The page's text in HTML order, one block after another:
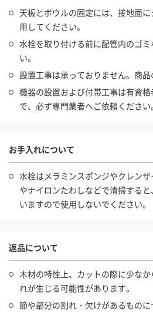
天板とボウルの固定には、接地面
用してください。
水栓を取り付ける前に配管内のゴ
い。
設置工事は承っておりません。商品
機器の設置および付帯工事は有資
で、必ず専門業者へご依頼ください。
お手入れについて
水栓はメラミンスポンジやクレン
やナイロンたわしなどで清掃する
いますので使用しないでください。
返品について
木材の特性上、カットの際に少な
れが生じる可能性があります。
節や部分の割れ・欠けがあるもの